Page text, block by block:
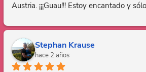
Austria. ¡¡¡Guau!!! Estoy encantado y
Stephan Krause
hace 2 años